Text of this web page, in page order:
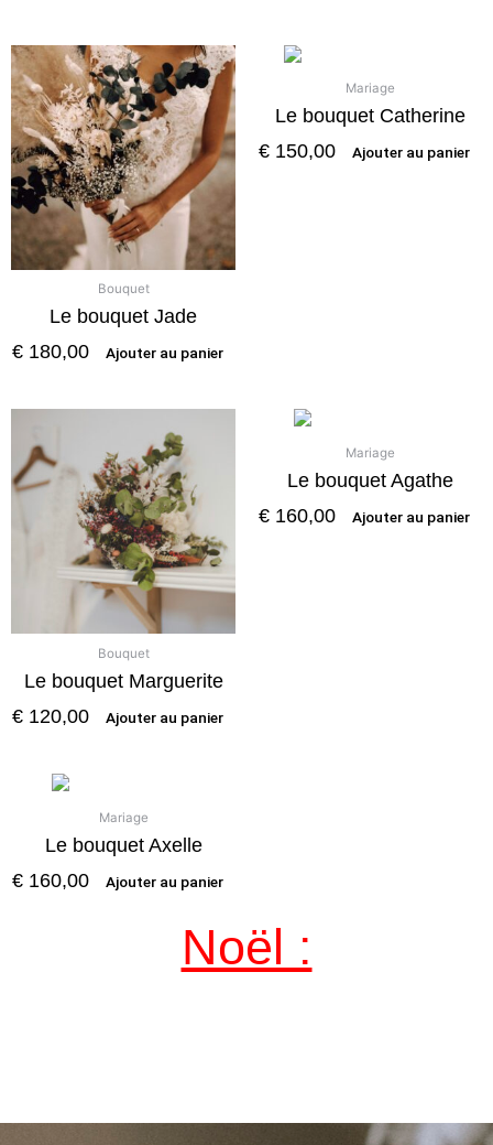
Bouquet
Le bouquet Jade
€ 180,00 Ajouter au panier
Mariage
Le bouquet Catherine
€ 150,00 Ajouter au panier
Bouquet
Le bouquet Marguerite
€ 120,00 Ajouter au panier
Mariage
Le bouquet Agathe
€ 160,00 Ajouter au panier
Mariage
Le bouquet Axelle
€ 160,00 Ajouter au panier
Noël :